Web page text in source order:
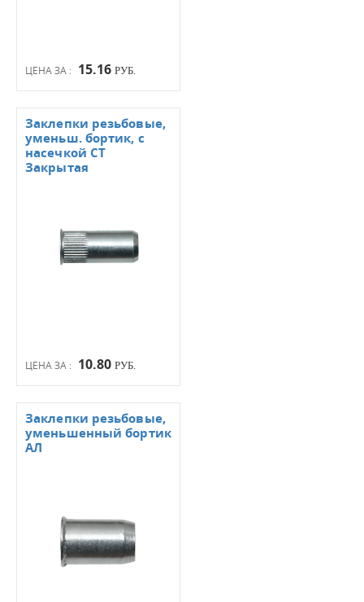
ЦЕНА ЗА : 15.16 РУБ.
ЦЕНА ЗА : 10.80 РУБ.
Заклепки резьбовые,
уменьш. бортик, с
насечкой СТ
Закрытая
Заклепки резьбовые,
уменьшенный бортик
АЛ